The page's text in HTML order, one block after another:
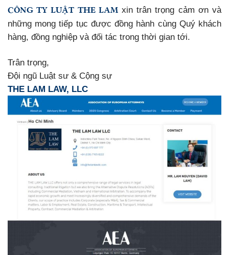
CÔNG TY LUẬT THE LAM xin trân trọng cảm ơn và
những mong tiếp tục được đồng hành cùng Quý khách
hàng, đồng nghiệp và đối tác trong thời gian tới.
Trân trọng,
Đội ngũ Luật sư & Cộng sự
THE LAM LAW, LLC